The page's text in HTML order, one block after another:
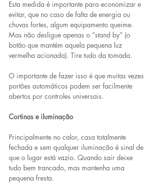
Esta medida é importante para economizar e
evitar, que no caso de falta de energia ou
chuvas fortes, algum equipamento queime.
Mas não desligue apenas o “stand by” (o
botão que mantém aquela pequena luz
vermelha acionada). Tire tudo da tomada.
O importante de fazer isso é que muitas vezes
portões automáticos podem ser facilmente
abertos por controles universais.
Cortinas e iluminação
Principalmente no calor, casa totalmente
fechada e sem qualquer iluminação é sinal de
que o lugar está vazio. Quando sair deixe
tudo bem trancado, mas mantenha uma
pequena fresta.